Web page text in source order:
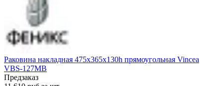
Раковина накладная 475x365x130h прямоугольная Vincea
VBS-127MB
Предзаказ